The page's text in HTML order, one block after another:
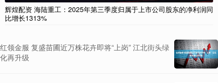
辉煌配资 海陆重工：2025年第三季度归属于上市公司股东的净利润同
比增长1313%
红领金服 复盛苗圃近万株花卉即将“上岗” 江北街头绿
化再升级